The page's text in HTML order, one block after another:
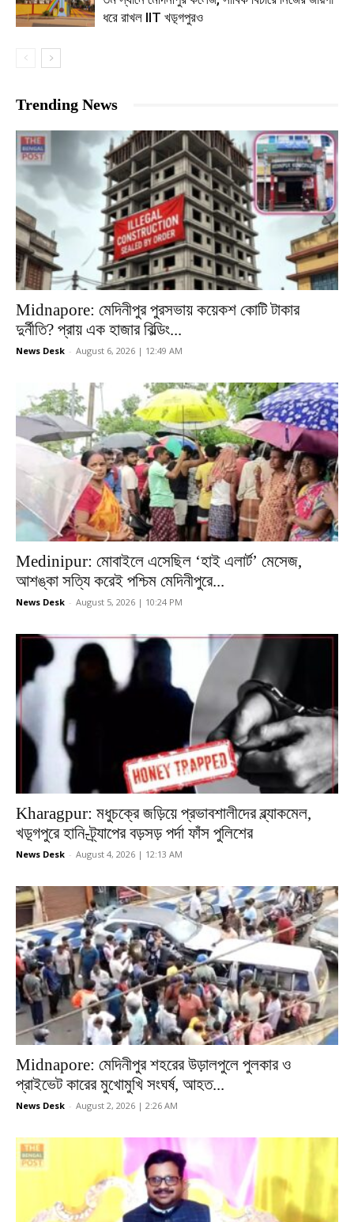
ধরে রাখল IIT খড়্গপুরও
Trending News
Midnapore: মেদিনীপুর পুরসভায় কয়েকশ কোটি টাকার
দুর্নীতি? প্রায় এক হাজার বিল্ডিং...
News Desk - August 6, 2026 | 12:49 AM
Medinipur: মোবাইলে এসেছিল ‘হাই এলার্ট’ মেসেজ,
আশঙ্কা সত্যি করেই পশ্চিম মেদিনীপুরে...
News Desk - August 5, 2026 | 10:24 PM
Kharagpur: মধুচক্রে জড়িয়ে প্রভাবশালীদের ব্ল্যাকমেল,
খড়্গপুরে হানি-ট্র্যাপের বড়সড় পর্দা ফাঁস পুলিশের
News Desk - August 4, 2026 | 12:13 AM
Midnapore: মেদিনীপুর শহরের উড়ালপুলে পুলকার ও
প্রাইভেট কারের মুখোমুখি সংঘর্ষ, আহত...
News Desk - August 2, 2026 | 2:26 AM